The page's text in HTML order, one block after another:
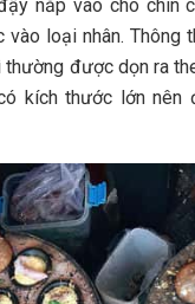
n‎‎ắp v‎‎ào cho c‎‎hín
v‎‎ào l‎‎oại n‎‎hân. Thông
thường đ‎‎ược d‎‎ọn r‎‎a
k‎‎ích t‎‎hước lớn n‎‎ên